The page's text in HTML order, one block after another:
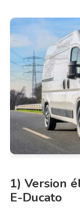
1) Version
E-Ducato